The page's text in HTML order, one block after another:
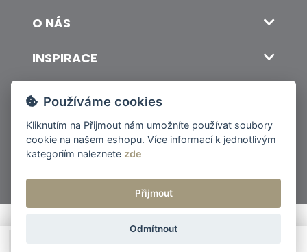
O NÁS
INSPIRACE
DOPRAVA A PLATBA
© 2026 ITALSKY INTERIER s.r.o. Vytvořilo INIZIO Internet Media s.r.o.|
nastavení cookies
Používáme cookies
Kliknutím na Přijmout nám umožníte používat soubory
cookie na našem eshopu. Více informací k jednotlivým
kategoriím naleznete zde
Přijmout
Odmítnout